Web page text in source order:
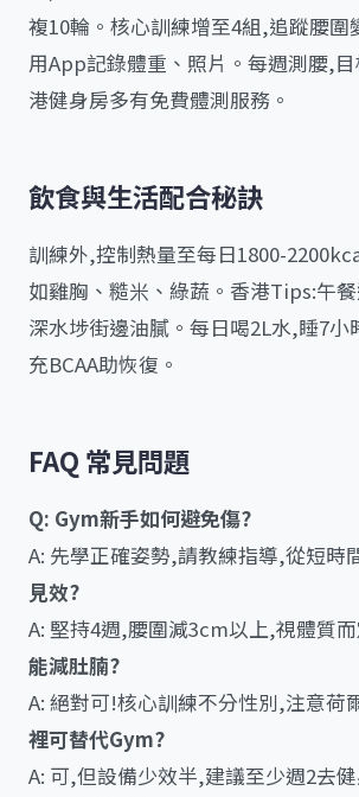
複10輪。核心訓練增至4組,追蹤腰圍
用App記錄體重、照片。每週測腰,
港健身房多有免費體測服務。
飲食與生活配合秘訣
訓練外,控制熱量至每日1800-
如雞胸、糙米、綠蔬。香港Tips:午
深水埗街邊油膩。每日喝2L水,睡7小
充BCAA助恢復。
FAQ 常見問題
Q: Gym新手如何避免傷?
A: 先學正確姿勢,請教練指導,從短時
見效?
A: 堅持4週,腰圍減3cm以上,視體質而
能減肚腩?
A: 絕對可!核心訓練不分性別,注意荷
裡可替代Gym?
A: 可,但設備少效半,建議至少週2去健